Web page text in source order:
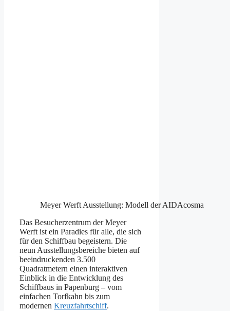
Meyer Werft Ausstellung: Modell der AIDAcosma
Das Besucherzentrum der Meyer
Werft ist ein Paradies für alle, die sich
für den Schiffbau begeistern. Die
neun Ausstellungsbereiche bieten auf
beeindruckenden 3.500
Quadratmetern einen interaktiven
Einblick in die Entwicklung des
Schiffbaus in Papenburg – vom
einfachen Torfkahn bis zum
modernen Kreuzfahrtschiff.